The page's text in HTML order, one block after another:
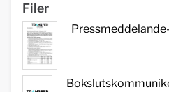
Filer